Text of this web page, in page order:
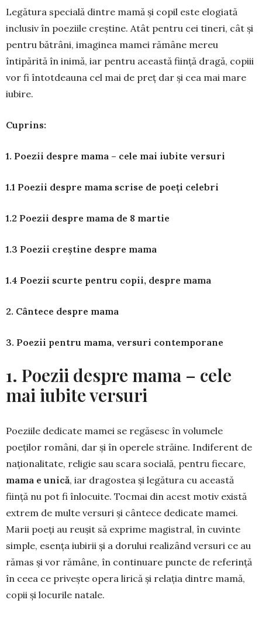
Legătura specială dintre mamă și copil este elogiată
inclusiv în poeziile creștine. Atât pentru cei tineri, cât și
pentru bătrâni, imaginea mamei rămâne mereu
întipărită în inimă, iar pentru această ființă dragă, copiii
vor fi întotdeauna cel mai de preț dar și cea mai mare
iubire.
Cuprins:
1. Poezii despre mama – cele mai iubite versuri
1.1 Poezii despre mama scrise de poeți celebri
1.2 Poezii despre mama de 8 martie
1.3 Poezii creștine despre mama
1.4 Poezii scurte pentru copii, despre mama
2. Cântece despre mama
3. Poezii pentru mama, versuri contemporane
1. Poezii despre mama – cele
mai iubite versuri
Poeziile dedicate mamei se regăsesc în volumele
poeților români, dar și în operele străine. Indiferent de
naționalitate, religie sau scara socială, pentru fiecare,
mama e unică, iar dragostea și legătura cu această
ființă nu pot fi înlocuite. Tocmai din acest motiv există
extrem de multe versuri și cântece dedicate mamei.
Marii poeți au reușit să exprime magistral, în cuvinte
simple, esența iubirii și a dorului realizând versuri ce au
rămas și vor rămâne, în continuare puncte de referință
în ceea ce privește opera lirică și relația dintre mamă,
copii și locurile natale.